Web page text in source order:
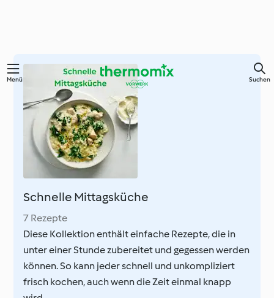
Zum
springen
Menü Suchen
Schnelle Mittagsküche
7 Rezepte
Diese Kollektion enthält einfache Rezepte, die in
unter einer Stunde zubereitet und gegessen werden
können. So kann jeder schnell und unkompliziert
frisch kochen, auch wenn die Zeit einmal knapp